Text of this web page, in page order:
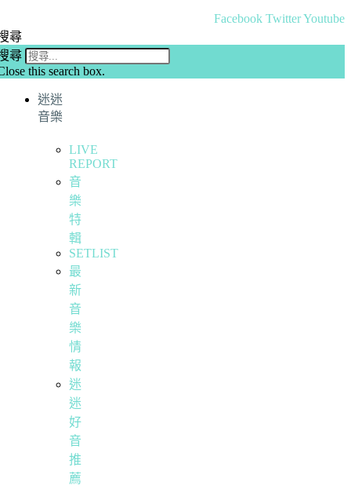
Facebook TwitterYoutube
尋
尋
this search box.
迷迷
音樂
LIVE
REPORT
音
樂
特
輯
SETLIST
最
新
音
樂
情
報
迷
迷
好
音
推
薦